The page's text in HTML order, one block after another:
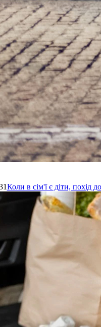
Коли в сім'ї є діти,